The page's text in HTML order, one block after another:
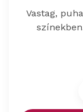
Vastag,